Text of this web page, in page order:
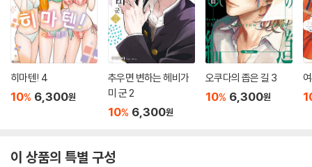
히마텐! 4
10% 6,300원
추우면 변하는 헤비가
미 군 2
10% 6,300원
오쿠다의 좁은 길 3
10% 6,300원
이 상품의 특별 구성